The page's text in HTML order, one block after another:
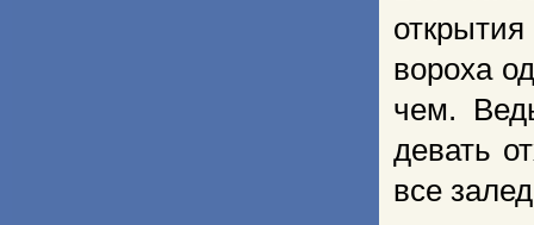
вороха
чем.
девать
все